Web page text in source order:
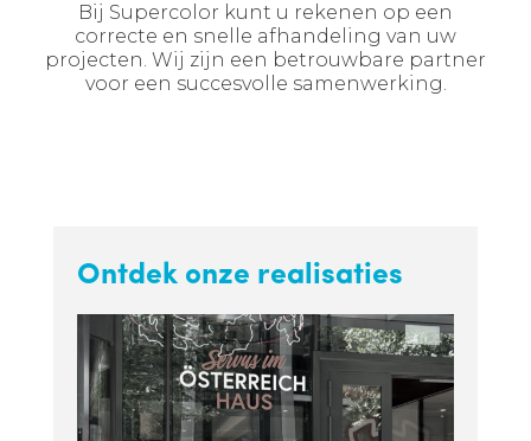
Bij Supercolor kunt u rekenen op een
correcte en snelle afhandeling van uw
projecten. Wij zijn een betrouwbare partner
voor een succesvolle samenwerking.
Ontdek onze realisaties